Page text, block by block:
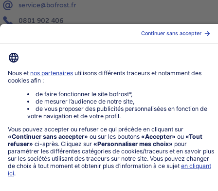
service@bofrost.fr
0801 902 406
Service
À propos de bofrost*